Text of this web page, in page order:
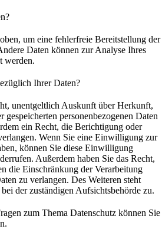
um eine fehlerfreie Bereitstellung der
Daten können zur Analyse Ihres
werden.
Ihrer Daten?
unentgeltlich Auskunft über Herkunft,
personenbezogenen Daten
ein Recht, die Berichtigung oder
Wenn Sie eine Einwilligung zur
können Sie diese Einwilligung
Außerdem haben Sie das Recht,
die Einschränkung der Verarbeitung
zu verlangen. Des Weiteren steht
der zuständigen Aufsichtsbehörde zu.
zum Thema Datenschutz können Sie